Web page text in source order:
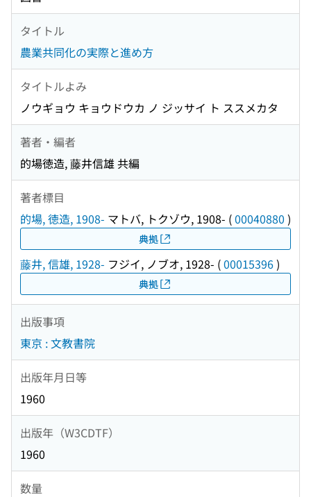
タイトル
農業共同化の実際と進め方
タイトルよみ
ノウギョウ キョウドウカ ノ ジッサイ ト ススメカタ
著者・編者
的場徳造, 藤井信雄 共編
著者標目
的場, 徳造, 1908- マトバ, トクゾウ, 1908- (00040880 )
典拠
藤井, 信雄, 1928- フジイ, ノブオ, 1928- (00015396)
典拠
出版事項
東京 : 文教書院
出版年月日等
1960
出版年（W3CDTF）
1960
数量